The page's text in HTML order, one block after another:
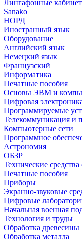
Лингафонные
Sanako
НОРД
Иностранный язык
Оборудование
Английский язык
Немецкий язык
Французский
Информатика
Печатные пособия
Основы ЭВМ и
Цифровая
Программируемые
Телекоммуникация и
Компьютерные сети
Программное
Астрономия
ОБЗР
Технические средства
Печатные пособия
Приборы
Экранно-звуковые
Цифровые
Начальная военная
Технология и труды
Обработка древесины
Обработка металла